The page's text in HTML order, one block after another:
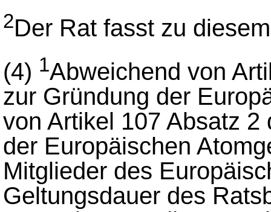
2Der Rat fasst zu
(4) 1Abweichend von
zur Gründung der
von Artikel 107 Absatz
der Europäischen
Mitglieder des
Geltungsdauer des